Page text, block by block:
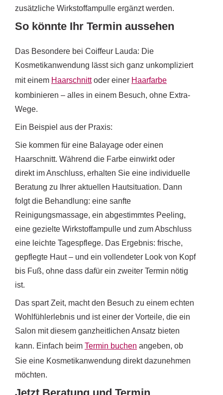
zusätzliche Wirkstoffampulle ergänzt werden.
So könnte Ihr Termin aussehen
Das Besondere bei Coiffeur Lauda: Die
Kosmetikanwendung lässt sich ganz unkompliziert
mit einem Haarschnittoder einer Haarfarbe
kombinieren – alles in einem Besuch, ohne Extra-
Wege.
Ein Beispiel aus der Praxis:
Sie kommen für eine Balayage oder einen
Haarschnitt. Während die Farbe einwirkt oder
direkt im Anschluss, erhalten Sie eine individuelle
Beratung zu Ihrer aktuellen Hautsituation. Dann
folgt die Behandlung: eine sanfte
Reinigungsmassage, ein abgestimmtes Peeling,
eine gezielte Wirkstoffampulle und zum Abschluss
eine leichte Tagespflege. Das Ergebnis: frische,
gepflegte Haut – und ein vollendeter Look von Kopf
bis Fuß, ohne dass dafür ein zweiter Termin nötig
ist.
Das spart Zeit, macht den Besuch zu einem echten
Wohlfühlerlebnis und ist einer der Vorteile, die ein
Salon mit diesem ganzheitlichen Ansatz bieten
kann. Einfach beim Termin buchen angeben, ob
Sie eine Kosmetikanwendung direkt dazunehmen
möchten.